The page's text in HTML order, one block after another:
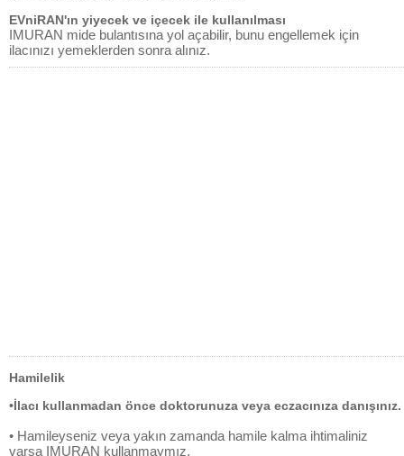
EVniRAN'ın yiyecek ve içecek ile kullanılması
IMURAN mide bulantısına yol açabilir, bunu engellemek için
ilacınızı yemeklerden sonra alınız.
Hamilelik
•İlacı kullanmadan önce doktorunuza veya eczacınıza danışınız.
• Hamileyseniz veya yakın zamanda hamile kalma ihtimaliniz
varsa IMURAN kullanmaymız.